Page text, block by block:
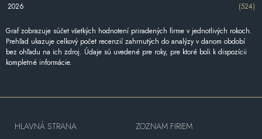
2026
(524)
Graf zobrazuje súčet všetkých hodnotení priradených firme v jednotlivých rokoch.
Prehľad ukazuje celkový počet recenzií zahrnutých do analýzy v danom období
bez ohľadu na ich zdroj. Údaje sú uvedené pre roky, pre ktoré boli k dispozícii
kompletné informácie.
HLAVNÁ STRANA
ZOZNAM FIRIEM